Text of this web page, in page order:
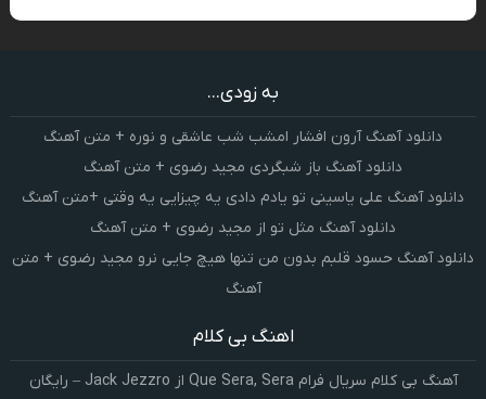
به زودی...
دانلود آهنگ آرون افشار امشب شب عاشقی و نوره + متن آهنگ
دانلود آهنگ باز شبگردی مجید رضوی + متن آهنگ
دانلود آهنگ علی یاسینی تو یادم دادی یه چیزایی یه وقتی +متن آهنگ
دانلود آهنگ مثل تو از مجید رضوی + متن آهنگ
دانلود آهنگ حسود قلبم بدون من تنها هیچ جایی نرو مجید رضوی + متن
آهنگ
اهنگ بی کلام
آهنگ بی کلام سریال فرام Que Sera, Sera از Jack Jezzro – رایگان